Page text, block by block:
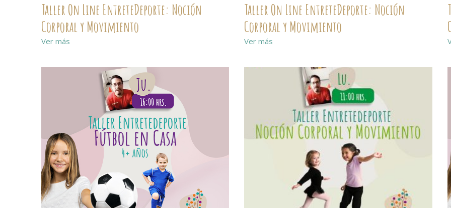
Taller On Line EntreteDeporte: Noción
Corporal y Movimiento
Ver más
Taller On Line EntreteDeporte: Noción
Corporal y Movimiento
Ver más